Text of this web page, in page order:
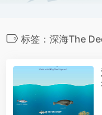
标签：深海The